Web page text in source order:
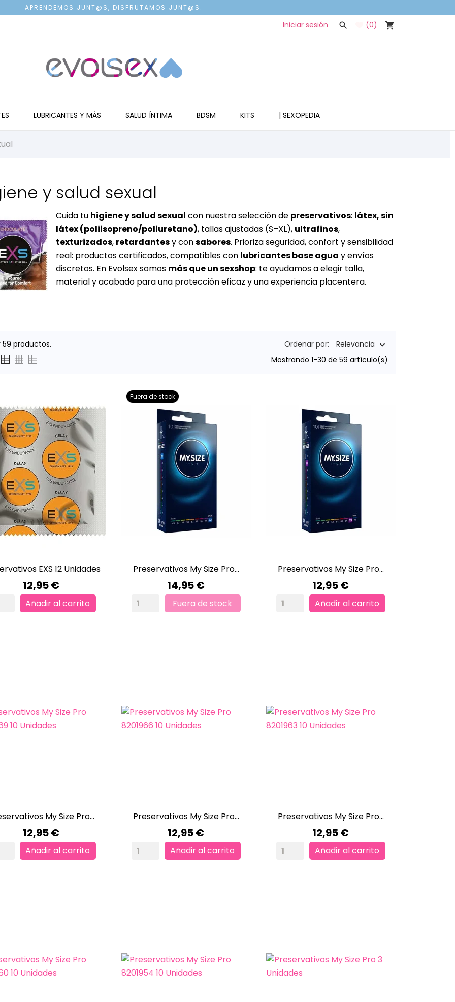
APRENDEMOS JUNT@S, DISFRUTAMOS JUNT@S.
Iniciar sesión  (0) shopping_cart
LUBRICANTES Y MÁS SALUD ÍNTIMA BDSM KITS | SEXOPEDIA
y salud sexual
Cuida tu higiene y salud sexual con nuestra selección de preservativos: látex, sin
látex (poliisopreno/poliuretano), tallas ajustadas (S–XL), ultrafinos,
texturizados, retardantesy consabores. Prioriza seguridad, confort y sensibilidad
real: productos certificados, compatibles con lubricantes base agua y envíos
discretos. En Evolsex somos más que un sexshop: te ayudamos a elegir talla,
material y acabado para una protección eficaz y una experiencia placentera.
59 productos. Ordenar por: Relevancia 
Mostrando 1-30 de 59 artículo(s)
VISTA RÁPIDA
EXS 12 Unidades
Precio
12,95 €
Añadir al carrito
VISTA RÁPIDA
Preservativos My Size Pro...
Precio
14,95 €
Fuera de stock
Fuera de stock
VISTA RÁPIDA
Preservativos My Size Pro...
Precio
12,95 €
Añadir al carrito
VISTA RÁPIDA
My Size Pro...
Precio
12,95 €
Añadir al carrito
VISTA RÁPIDA
Preservativos My Size Pro...
Precio
12,95 €
Añadir al carrito
VISTA RÁPIDA
Preservativos My Size Pro...
Precio
12,95 €
Añadir al carrito